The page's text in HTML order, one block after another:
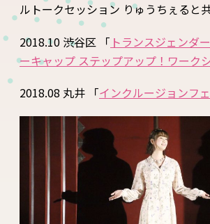
ルトークセッション りゅうちぇると
2018.10 渋谷区 「 トランスジェンダ
ーキャップ ステップアップ！ワーク
2018.08 丸井 「インクルージョンフ